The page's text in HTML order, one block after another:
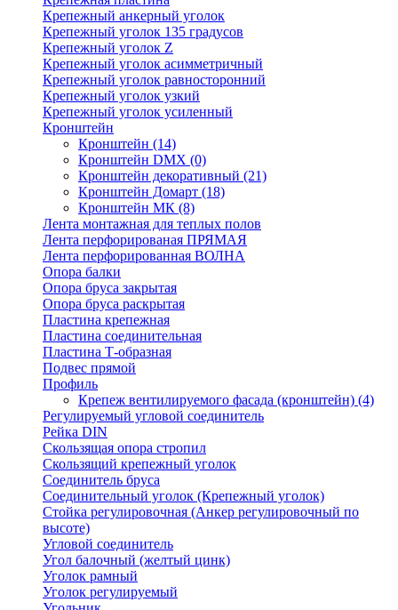
Крепежный анкерный уголок
Крепежный уголок 135 градусов
Крепежный уголок Z
Крепежный уголок асимметричный
Крепежный уголок равносторонний
Крепежный уголок узкий
Крепежный уголок усиленный
Кронштейн
Кронштейн (14)
Кронштейн DMX (0)
Кронштейн декоративный (21)
Кронштейн Домарт (18)
Кронштейн МК (8)
Лента монтажная для теплых полов
Лента перфорированая ПРЯМАЯ
Лента перфорированная ВОЛНА
Опора балки
Опора бруса закрытая
Опора бруса раскрытая
Пластина крепежная
Пластина соединительная
Пластина Т-образная
Подвес прямой
Профиль
Крепеж вентилируемого фасада (кронштейн) (4)
Регулируемый угловой соединитель
Рейка DIN
Скользящая опора стропил
Скользящий крепежный уголок
Соединитель бруса
Соединительный уголок (Крепежный уголок)
Стойка регулировочная (Анкер регулировочный по
высоте)
Угловой соединитель
Угол балочный (желтый цинк)
Уголок рамный
Уголок регулируемый